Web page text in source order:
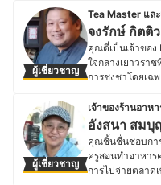
ครั้ง และเอเชี่ยน
ให้กับสโมสรกอง
ปิงปองของคุณแ
ตั้งแต่ประถม ฝึกไ
ต่าง ๆ ในรุ่นเยา
รายการที่สมาค
ไทยตอนช่วงอายุ
2538 ซึ่งนั่นกลา
เลือกเป็นตัวแทน
ปิงปองต่อมาเรื่อ
ประวัติของ นั
ผู้เชี่ยวชาญ
Tea Master แล
จงรักษ์ กิตติ
คุณตี่เป็นเจ้าของ
ใจกลางเยาวรา
การชงชาโดยเฉ
เติบโตมาในครอ
ชาจีนมาตั้งแต่วัย
อยู่ที่ประเทศญี่ปุ่
ทำให้คุณตี่ได้มีโ
ชงชาของญี่ปุ่นม
ด้านศาสตร์แห่ง
ผู้เชี่ยวชาญ
เจ้าของร้านอาห
อังสนา สม
คุณชิ้นชื่นชอบกา
ครูสอนทำอาหา
การไปจ่ายตลาด